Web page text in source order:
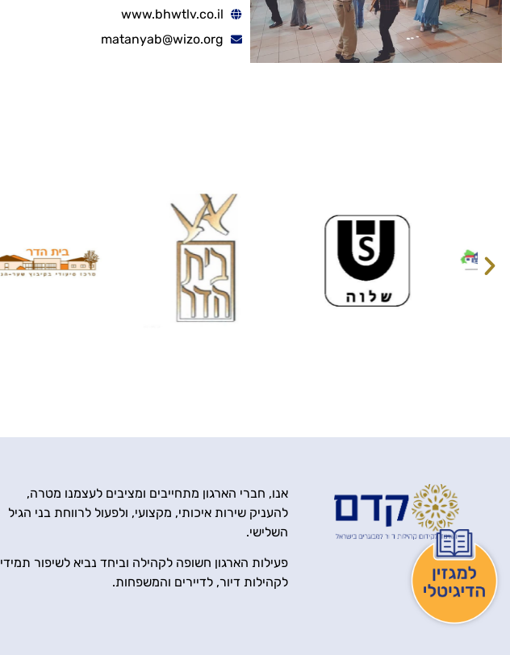
www.bhwtlv.co.il
matanyab@wizo.org
אנו, חברי הארגון מתחייבים ומציבים לעצמנו מטרה,
להעניק שירות איכותי, מקצועי, ולפעול לרווחת בני הגיל
השלישי.
פעילות הארגון חשופה לקהילה וביחד נביא לשיפור תמידי
לקהילות דיור, לדיירים והמשפחות.